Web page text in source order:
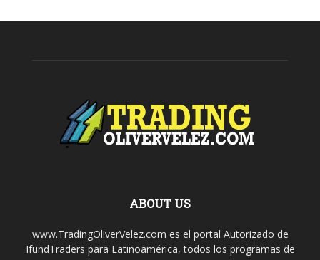
ABOUT US
www.TradingOliverVelez.com es el portal Autorizado de
IfundTraders para Latinoamérica, todos los programas de